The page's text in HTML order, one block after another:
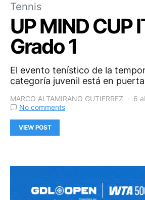
Tennis
UP MIND CUP
Grado 1
El evento tenístico de la
categoría juvenil está en
MARCO ALTAMIRANO GUTIERREZ
6
No comments
VIEW POST